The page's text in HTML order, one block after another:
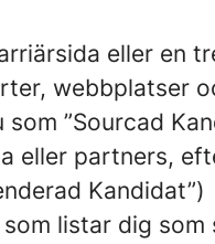
eller en
webbplatser
”Sourcad
eller partners,
Kandidat”)
listar dig som